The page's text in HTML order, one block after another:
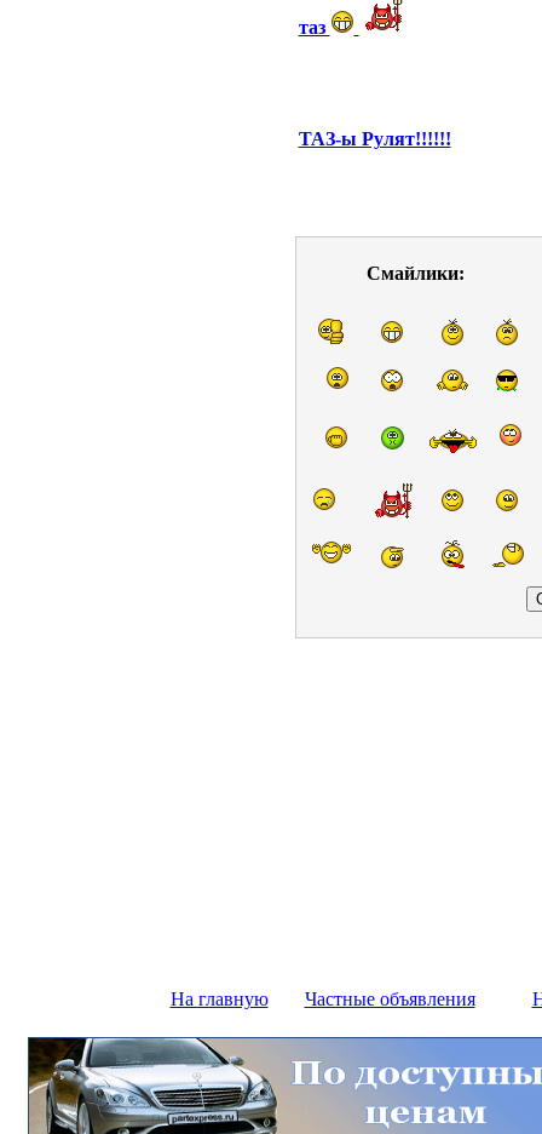
таз
ТАЗ-ы Рулят!!!!!!
Смайлики:
На главную Частные объявления